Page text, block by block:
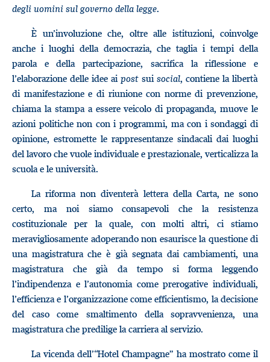
degli uomini sul governo della legge.
È un’involuzione che, oltre alle istituzioni, coinvolge
anche i luoghi della democrazia, che taglia i tempi della
parola e della partecipazione, sacrifica la riflessione e
l’elaborazione delle idee ai post sui social, contiene la libertà
di manifestazione e di riunione con norme di prevenzione,
chiama la stampa a essere veicolo di propaganda, muove le
azioni politiche non con i programmi, ma con i sondaggi di
opinione, estromette le rappresentanze sindacali dai luoghi
del lavoro che vuole individuale e prestazionale, verticalizza la
scuola e le università.
La riforma non diventerà lettera della Carta, ne sono
certo, ma noi siamo consapevoli che la resistenza
costituzionale per la quale, con molti altri, ci stiamo
meravigliosamente adoperando non esaurisce la questione di
una magistratura che è già segnata dai cambiamenti, una
magistratura che già da tempo si forma leggendo
l’indipendenza e l’autonomia come prerogative individuali,
l’efficienza e l’organizzazione come efficientismo, la decisione
del caso come smaltimento della sopravvenienza, una
magistratura che predilige la carriera al servizio.
La vicenda dell’“Hotel Champagne” ha mostrato come il